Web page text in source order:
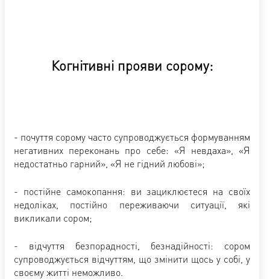
Когнітивні прояви сорому:
- почуття сорому часто супроводжується формуванням
негативних переконань про себе: «Я невдаха», «Я
недостатньо гарний», «Я не гідний любові»;
- постійне самокопання: ви зациклюєтеся на своїх
недоліках, постійно переживаючи ситуації, які
викликали сором;
- відчуття безпорадності, безнадійності: сором
супроводжується відчуттям, що змінити щось у собі, у
своєму житті неможливо.